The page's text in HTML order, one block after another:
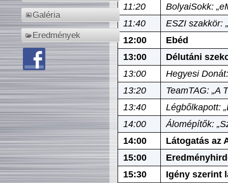
Galéria
Eredmények
11:20
BolyaiSokk:
11:40
ESZI szakkör:
12:00
Ebéd
13:00
Délutáni
13:00
Hegyesi
13:20
TeamTAG: „A
13:40
Légbőlkapott:
14:00
Álomépítők:
14:00
Látogatás az
15:00
15:30
Igény szerint